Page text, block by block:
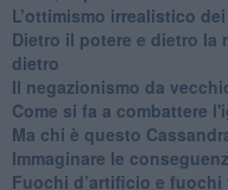
​L’ottimismo irrealistico
​Dietro il potere e dietro la
dietro
Il negazionismo da
Come si fa a combattere
Ma chi è questo
Immaginare le
​Fuochi d’artificio e